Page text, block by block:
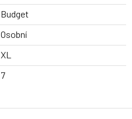
Budget
Osobní
XL
7